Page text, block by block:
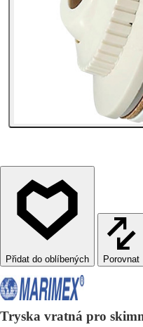
Porovnat
Tryska vratná pro